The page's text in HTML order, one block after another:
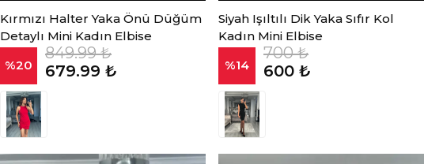
Kırmızı Halter Yaka Önü Düğüm
Detaylı Mini Kadın Elbise
%20
849.99 ₺
679.99 ₺
Siyah Işıltılı Dik Yaka Sıfır Kol
Kadın Mini Elbise
%14
700 ₺
600 ₺